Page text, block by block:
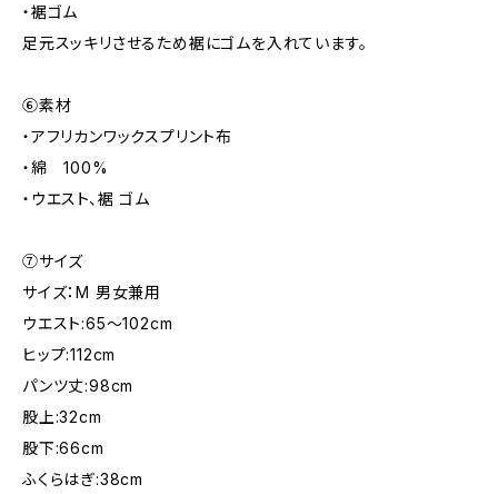
・裾ゴム
足元スッキリさせるため裾にゴムを入れています。
⑥素材
・アフリカンワックスプリント布
・綿 100%
・ウエスト、裾 ゴム
⑦サイズ
サイズ：M 男女兼用
ウエスト:65～102cm
ヒップ:112cm
パンツ丈:98cm
股上:32cm
股下:66cm
ふくらはぎ:38cm